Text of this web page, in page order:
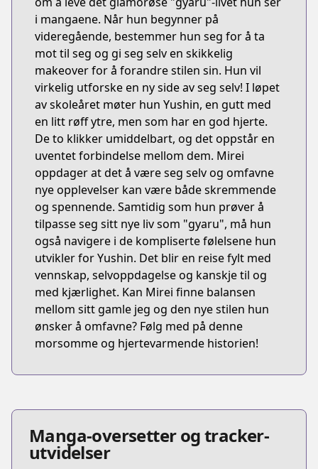
i mangaene. Når hun begynner på
videregående, bestemmer hun seg for å ta
mot til seg og gi seg selv en skikkelig
makeover for å forandre stilen sin. Hun vil
virkelig utforske en ny side av seg selv! I løpet
av skoleåret møter hun Yushin, en gutt med
en litt røff ytre, men som har en god hjerte.
De to klikker umiddelbart, og det oppstår en
uventet forbindelse mellom dem. Mirei
oppdager at det å være seg selv og omfavne
nye opplevelser kan være både skremmende
og spennende. Samtidig som hun prøver å
tilpasse seg sitt nye liv som "gyaru", må hun
også navigere i de kompliserte følelsene hun
utvikler for Yushin. Det blir en reise fylt med
vennskap, selvoppdagelse og kanskje til og
med kjærlighet. Kan Mirei finne balansen
mellom sitt gamle jeg og den nye stilen hun
ønsker å omfavne? Følg med på denne
morsomme og hjertevarmende historien!
Manga-oversetter og tracker-
utvidelser